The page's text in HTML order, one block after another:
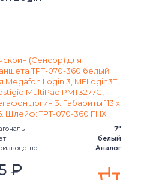
планшетовHTC
планшетов Prestigio
планшетовOnepad
планшетов Treelogic
планшетов
(Сенсор) для
TPT-070-360 белый
Megafon Login 3, MFLogin3T,
MultiPad PMT3277C,
логин 3. Габариты 113 х
Шлейф: TPT-070-360 FHX
7"
белый
Аналог
₽